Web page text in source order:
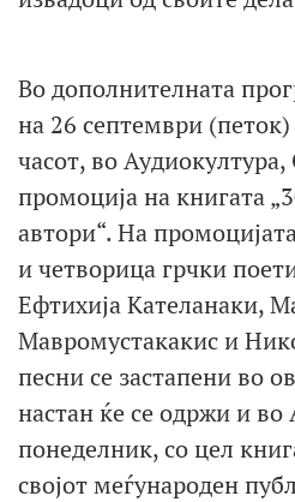
Во дополнителната
на 26 септември
часот, во
промоција на книгата
автори“. На
и четворица грчки
Ефтихија Кателанаки,
Мавромустакакис и
песни се застапени во
настан ќе се одржи и во
понеделник, со цел
својот меѓународен